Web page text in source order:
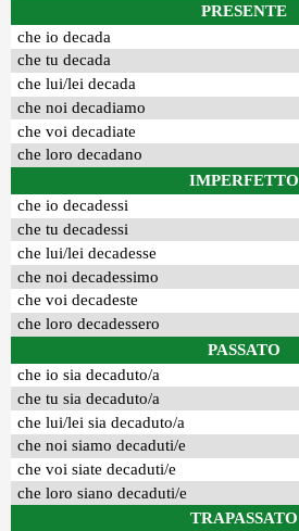
PRESENTE
che io decada
che tu decada
che lui/lei decada
che noi decadiamo
che voi decadiate
che loro decadano
IMPERFETTO
che io decadessi
che tu decadessi
che lui/lei decadesse
che noi decadessimo
che voi decadeste
che loro decadessero
PASSATO
che io sia decaduto/a
che tu sia decaduto/a
che lui/lei sia decaduto/a
che noi siamo decaduti/e
che voi siate decaduti/e
che loro siano decaduti/e
TRAPASSATO